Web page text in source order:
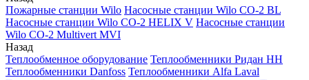
Пожарные станции Wilo Насосные станции Wilo CO-2 BL
Насосные станции Wilo CO-2 HELIX V Насосные станции
Wilo CO-2 Multivert MVI
Назад
Теплообменное оборудование Теплообменники Ридан НН
Теплообменники Danfoss Теплообменники Alfa Laval